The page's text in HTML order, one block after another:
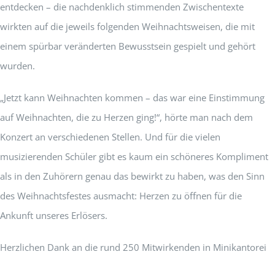
entdecken – die nachdenklich stimmenden Zwischentexte
wirkten auf die jeweils folgenden Weihnachtsweisen, die mit
einem spürbar veränderten Bewusstsein gespielt und gehört
wurden.
„Jetzt kann Weihnachten kommen – das war eine Einstimmung
auf Weihnachten, die zu Herzen ging!“, hörte man nach dem
Konzert an verschiedenen Stellen. Und für die vielen
musizierenden Schüler gibt es kaum ein schöneres Kompliment
als in den Zuhörern genau das bewirkt zu haben, was den Sinn
des Weihnachtsfestes ausmacht: Herzen zu öffnen für die
Ankunft unseres Erlösers.
Herzlichen Dank an die rund 250 Mitwirkenden in Minikantorei